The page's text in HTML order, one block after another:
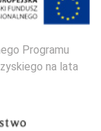
Programu
na lata